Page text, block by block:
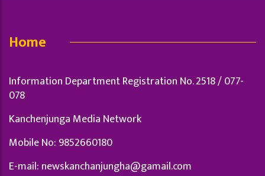
Home
Information Department Registration No. 2518 / 077-
078
Kanchenjunga Media Network
Mobile No: 9852660180
E-mail: newskanchanjungha@gamail.com